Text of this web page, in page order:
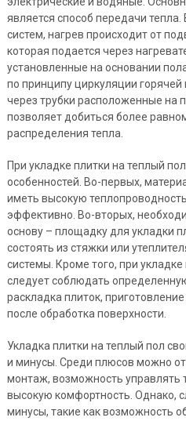
является способ передачи тепла.
систем, нагрев происходит от
которая подается через
установленные на основании
по принципу циркуляции горячей
через трубки расположенные на
позволяет добиться более
распределения тепла.
При укладке плитки на теплый
особенностей. Во-первых,
иметь высокую
эффективно. Во-вторых,
основу – площадку для укладки
состоять из стяжки или
системы. Кроме того, при
следует соблюдать
раскладка плиток,
после обработка поверхности.
Укладка плитки на теплый пол
и минусы. Среди плюсов можно
монтаж, возможность управлять
высокую комфортность. Однако,
минусы, такие как возможность